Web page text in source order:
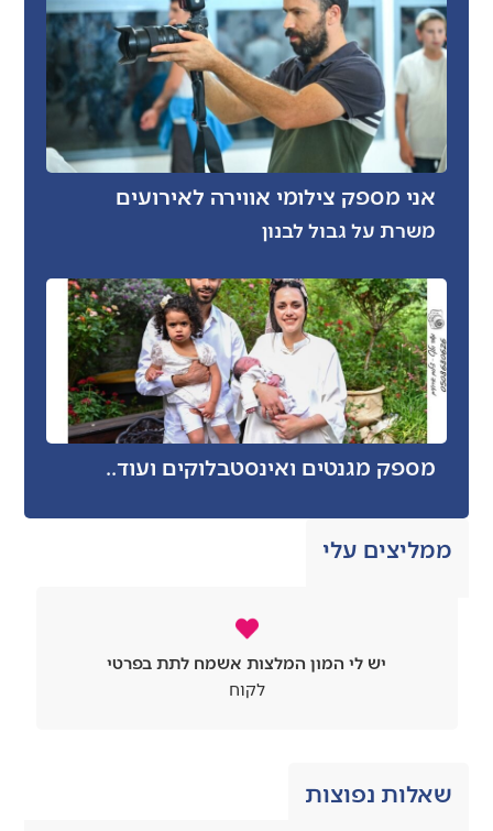
אני מספק צילומי אווירה לאירועים
משרת על גבול לבנון
מספק מגנטים ואינסטבלוקים ועוד..
ממליצים עלי
יש לי המון המלצות אשמח לתת בפרטי
לקוח
שאלות נפוצות